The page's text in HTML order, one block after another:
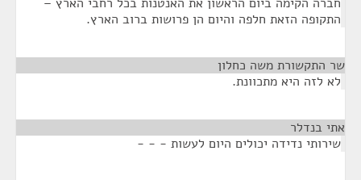
התקופה הזאת חלפה והיום הן פרושות ברוב הארץ.
שר התקשורת משה כחלון
לא לזה היא מתכוונת.
אתי בנדלר
שירותי נדידה יכולים היום לעשות - - -